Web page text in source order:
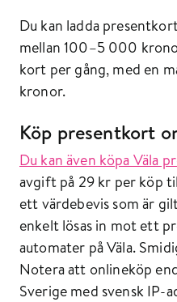
Du kan ladda
mellan 100–5 000
kort per gång, med en
kronor.
Köp presentkort
Du kan även köpa Väla
avgift på 29 kr per köp
ett värdebevis som är
enkelt lösas in mot ett
automater på Väla.
Notera att onlineköp
Sverige med svensk IP-